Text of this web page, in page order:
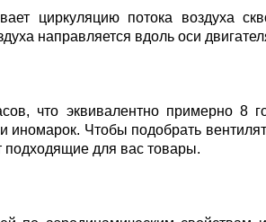
циркуляцию потока воздуха
направляется вдоль оси
что эквивалентно примерно 8
иномарок. Чтобы подобрать
подходящие для вас товары.